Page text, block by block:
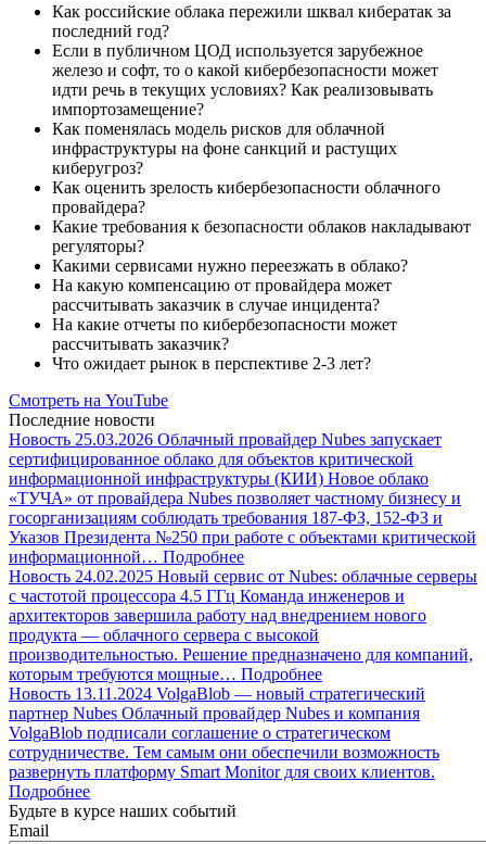
Как российские облака пережили шквал кибератак за
последний год?
Если в публичном ЦОД используется зарубежное
железо и софт, то о какой кибербезопасности может
идти речь в текущих условиях? Как реализовывать
импортозамещение?
Как поменялась модель рисков для облачной
инфраструктуры на фоне санкций и растущих
киберугроз?
Как оценить зрелость кибербезопасности облачного
провайдера?
Какие требования к безопасности облаков накладывают
регуляторы?
Какими сервисами нужно переезжать в облако?
На какую компенсацию от провайдера может
рассчитывать заказчик в случае инцидента?
На какие отчеты по кибербезопасности может
рассчитывать заказчик?
Что ожидает рынок в перспективе 2-3 лет?
Смотреть на YouTube
Последние новости
Новость 25.03.2026 Облачный провайдер Nubes запускает
сертифицированное облако для объектов критической
информационной инфраструктуры (КИИ) Новое облако
«ТУЧА» от провайдера Nubes позволяет частному бизнесу и
госорганизациям соблюдать требования 187-ФЗ, 152-ФЗ и
Указов Президента №250 при работе с объектами критической
информационной… Подробнее
Новость 24.02.2025 Новый сервис от Nubes: облачные серверы
с частотой процессора 4.5 ГГц Команда инженеров и
архитекторов завершила работу над внедрением нового
продукта — облачного сервера с высокой
производительностью. Решение предназначено для компаний,
которым требуются мощные… Подробнее
Новость 13.11.2024 VolgaBlob — новый стратегический
партнер Nubes Облачный провайдер Nubes и компания
VolgaBlob подписали соглашение о стратегическом
сотрудничестве. Тем самым они обеспечили возможность
развернуть платформу Smart Monitor для своих клиентов.
Подробнее
Будьте в курсе наших событий
Email